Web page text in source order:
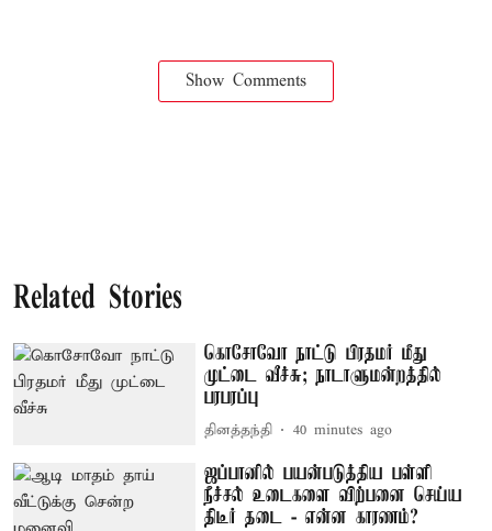
Show Comments
Related Stories
கொசோவோ நாட்டு பிரதமர் மீது
முட்டை வீச்சு; நாடாளுமன்றத்தில்
பரபரப்பு
தினத்தந்தி 40 minutes ago
ஜப்பானில் பயன்படுத்திய பள்ளி
நீச்சல் உடைகளை விற்பனை செய்ய
திடீர் தடை - என்ன காரணம்?